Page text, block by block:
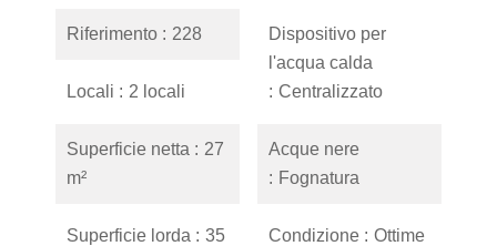
Riferimento 228
Locali 2 locali
Superficie netta
27
m²
Superficie lorda
35
Dispositivo per
l'acqua calda
Centralizzato
Acque nere
Fognatura
Condizione
Ottime